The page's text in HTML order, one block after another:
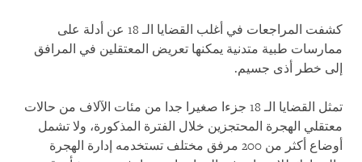
كشفت المراجعات في أغلب القضايا الـ 18 عن أدلة على
ممارسات طبية متدنية يمكنها تعريض المعتقلين في المرافق
إلى خطر أذى جسيم.
تمثل القضايا الـ 18 جزءا صغيرا جدا من مئات الآلاف من حالات
معتقلي الهجرة المحتجزين خلال الفترة المذكورة، ولا تشمل
أوضاع أكثر من 200 مرفق مختلف تستخدمه إدارة الهجرة